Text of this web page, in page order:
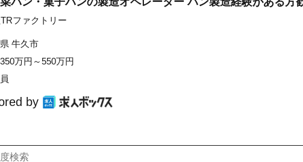
ファクトリー
牛久市
万円～550万円
by